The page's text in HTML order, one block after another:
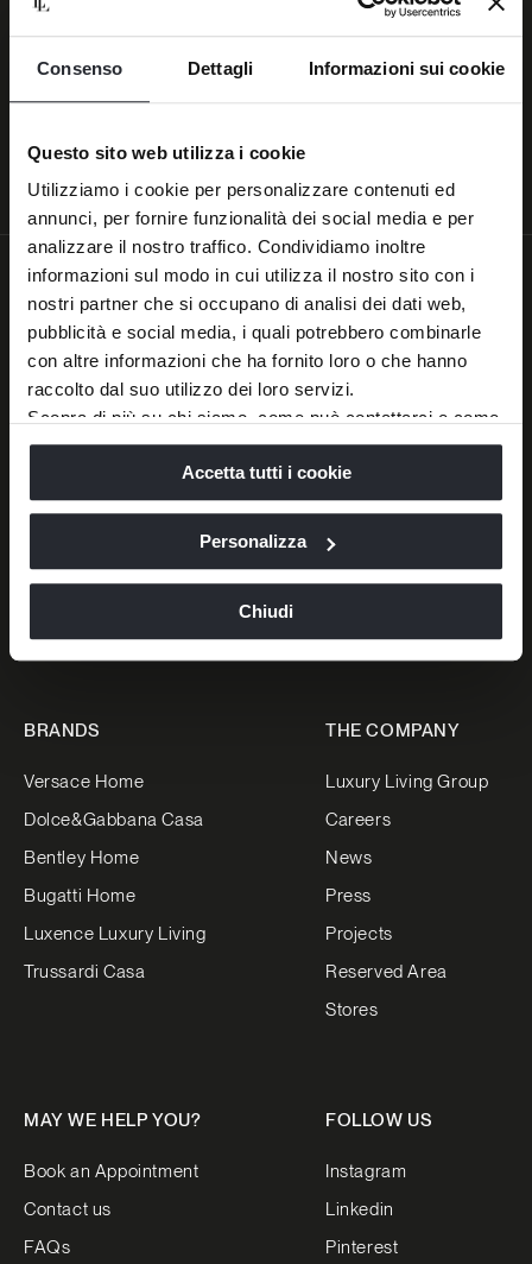
Consenso Dettagli Informazioni sui cookie
Questo sito web utilizza i cookie
Utilizziamo i cookie per personalizzare contenuti ed
annunci, per fornire funzionalità dei social media e per
analizzare il nostro traffico. Condividiamo inoltre
informazioni sul modo in cui utilizza il nostro sito con i
nostri partner che si occupano di analisi dei dati web,
pubblicità e social media, i quali potrebbero combinarle
con altre informazioni che ha fornito loro o che hanno
raccolto dal suo utilizzo dei loro servizi.
Scopra di più su chi siamo, come può contattarci e come
trattiamo i dati personali nella nostraInformativa sulla
Cookie Policy.
La chiusura di questo banner comporta il permanere delle
impostazioni di default e dunque la continuazione della
tracciamento diversi da quelli tecnici.
Accetta tutti i cookie
Personalizza
Chiudi
The bi-material surfaces, trimmed with
padded detailing, offers a unique pairing of
materials and colours, expressing perfectly
balanced and harmonious contrasts.
Download assets
3/of3
BRANDS
Versace Home
Dolce&Gabbana Casa
Bentley Home
Bugatti Home
Luxence Luxury Living
Trussardi Casa
THE COMPANY
Luxury Living Group
Careers
News
Press
Projects
Reserved Area
Stores
MAY WE HELP YOU?
Book an Appointment
Contact us
FAQs
FOLLOW US
Instagram
Linkedin
Pinterest